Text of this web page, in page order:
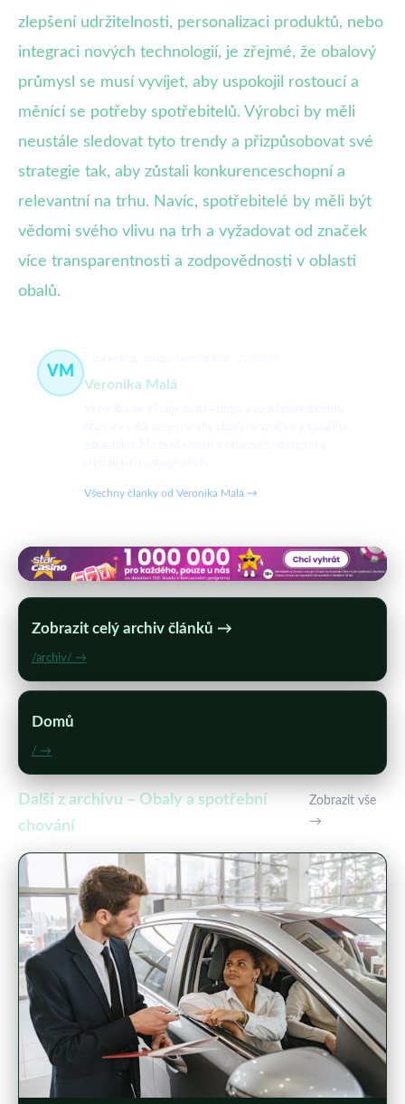
zlepšení udržitelnosti, personalizaci produktů, nebo
integraci nových technologií, je zřejmé, že obalový
průmysl se musí vyvíjet, aby uspokojil rostoucí a
měnící se potřeby spotřebitelů. Výrobci by měli
neustále sledovat tyto trendy a přizpůsobovat své
strategie tak, aby zůstali konkurenceschopní a
relevantní na trhu. Navíc, spotřebitelé by měli být
vědomi svého vlivu na trh a vyžadovat od značek
více transparentnosti a zodpovědnosti v oblasti
obalů.
VM
Veronika Malá
Všechny články od Veronika Malá →
Zobrazit celý archiv článků →
/archiv/ →
Domů
/ →
Další z archivu – Obaly a spotřební
chování
Zobrazit vše
→